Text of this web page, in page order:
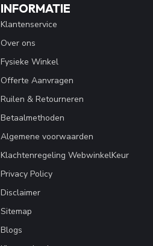
INFORMATIE
Klantenservice
Over ons
Fysieke Winkel
Offerte Aanvragen
Ruilen & Retourneren
Betaalmethoden
Algemene voorwaarden
Klachtenregeling WebwinkelKeur
Privacy Policy
Disclaimer
Sitemap
Blogs